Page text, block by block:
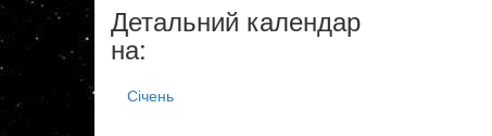
Детальний календар
на:
Січень